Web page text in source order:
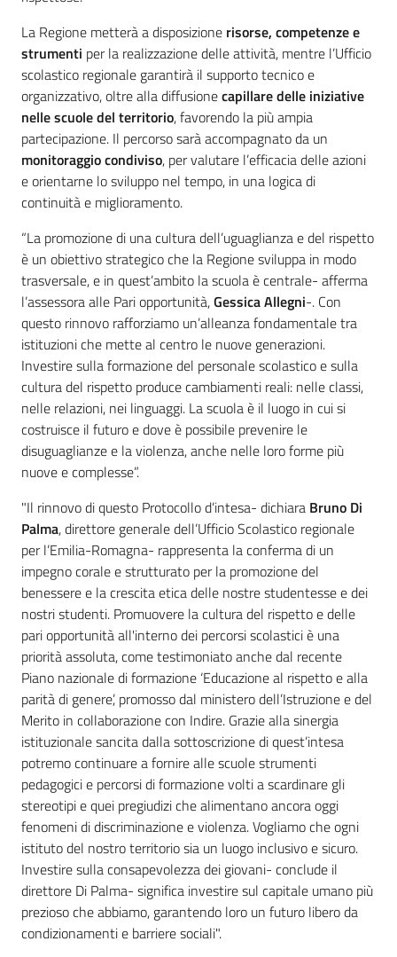
La Regione metterà a disposizione risorse, competenze e
strumenti per la realizzazione delle attività, mentre l’Ufficio
scolastico regionale garantirà il supporto tecnico e
organizzativo, oltre alla diffusionecapillare delle iniziative
nelle scuole del territorio, favorendo la più ampia
partecipazione. Il percorso sarà accompagnato da un
monitoraggio condiviso, per valutare l’efficacia delle azioni
e orientarne lo sviluppo nel tempo, in una logica di
continuità e miglioramento.
“La promozione di una cultura dell’uguaglianza e del rispetto
è un obiettivo strategico che la Regione sviluppa in modo
trasversale, e in quest’ambito la scuola è centrale- afferma
l’assessora alle Pari opportunità,Gessica Allegni-. Con
questo rinnovo rafforziamo un’alleanza fondamentale tra
istituzioni che mette al centro le nuove generazioni.
Investire sulla formazione del personale scolastico e sulla
cultura del rispetto produce cambiamenti reali: nelle classi,
nelle relazioni, nei linguaggi. La scuola è il luogo in cui si
costruisce il futuro e dove è possibile prevenire le
disuguaglianze e la violenza, anche nelle loro forme più
nuove e complesse”.
"Il rinnovo di questo Protocollo d’intesa- dichiara Bruno Di
Palma, direttore generale dell’Ufficio Scolastico regionale
per l’Emilia-Romagna- rappresenta la conferma di un
impegno corale e strutturato per la promozione del
benessere e la crescita etica delle nostre studentesse e dei
nostri studenti. Promuovere la cultura del rispetto e delle
pari opportunità all'interno dei percorsi scolastici è una
priorità assoluta, come testimoniato anche dal recente
Piano nazionale di formazione ‘Educazione al rispetto e alla
parità di genere’, promosso dal ministero dell’Istruzione e del
Merito in collaborazione con Indire. Grazie alla sinergia
istituzionale sancita dalla sottoscrizione di quest’intesa
potremo continuare a fornire alle scuole strumenti
pedagogici e percorsi di formazione volti a scardinare gli
stereotipi e quei pregiudizi che alimentano ancora oggi
fenomeni di discriminazione e violenza. Vogliamo che ogni
istituto del nostro territorio sia un luogo inclusivo e sicuro.
Investire sulla consapevolezza dei giovani- conclude il
direttore Di Palma- significa investire sul capitale umano più
prezioso che abbiamo, garantendo loro un futuro libero da
condizionamenti e barriere sociali".